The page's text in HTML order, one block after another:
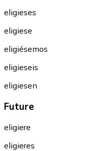
eligieses
eligiese
eligiésemos
eligieseis
eligiesen
Future
eligiere
eligieres